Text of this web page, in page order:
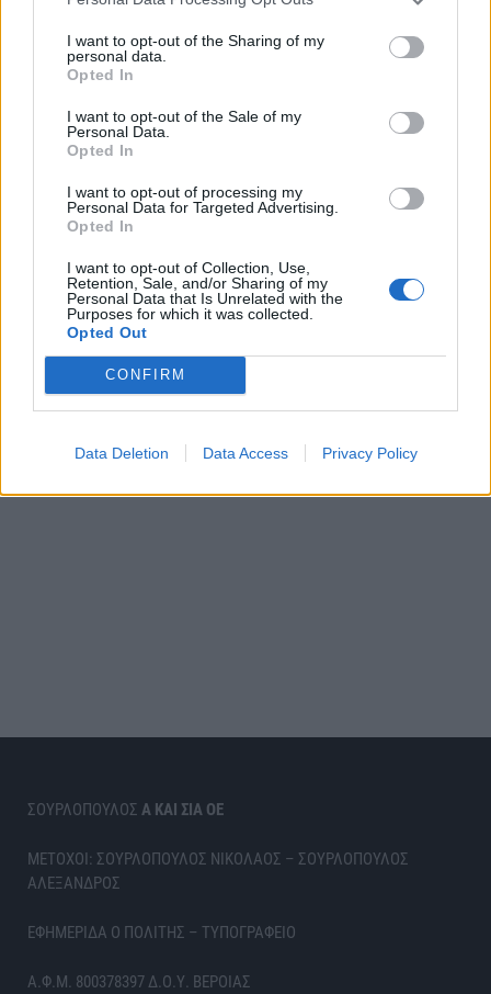
I want to opt-out of the Sharing of my
personal data.
Opted In
I want to opt-out of the Sale of my
Personal Data.
Opted In
I want to opt-out of processing my
Personal Data for Targeted Advertising.
Opted In
I want to opt-out of Collection, Use,
Retention, Sale, and/or Sharing of my
Personal Data that Is Unrelated with the
Purposes for which it was collected.
Opted Out
CONFIRM
Data Deletion Data Access Privacy Policy
ΣΟΥΡΛΟΠΟΥΛΟΣ Α ΚΑΙ ΣΙΑ ΟΕ
ΜΕΤΟΧΟΙ: ΣΟΥΡΛΟΠΟΥΛΟΣ ΝΙΚΟΛΑΟΣ – ΣΟΥΡΛΟΠΟΥΛΟΣ
ΑΛΕΞΑΝΔΡΟΣ
ΕΦΗΜΕΡΙΔΑ Ο ΠΟΛΙΤΗΣ – ΤΥΠΟΓΡΑΦΕΙΟ
Α.Φ.Μ. 800378397 Δ.Ο.Υ. ΒΕΡΟΙΑΣ